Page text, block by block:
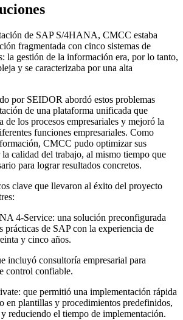
de SAP S/4HANA, CMCC estaba
fragmentada con cinco sistemas de
la gestión de la información era, por lo tanto,
y se caracterizaba por una alta
por SEIDOR abordó estos problemas
de una plataforma unificada que
de los procesos empresariales y mejoró la
funciones empresariales. Como
CMCC pudo optimizar sus
calidad del trabajo, al mismo tiempo que
para lograr resultados concretos.
clave que llevaron al éxito del proyecto
4-Service: una solución preconfigurada
prácticas de SAP con la experiencia de
y cinco años.
incluyó consultoría empresarial para
control confiable.
que permitió una implementación rápida
en plantillas y procedimientos predefinidos,
reduciendo el tiempo de implementación.